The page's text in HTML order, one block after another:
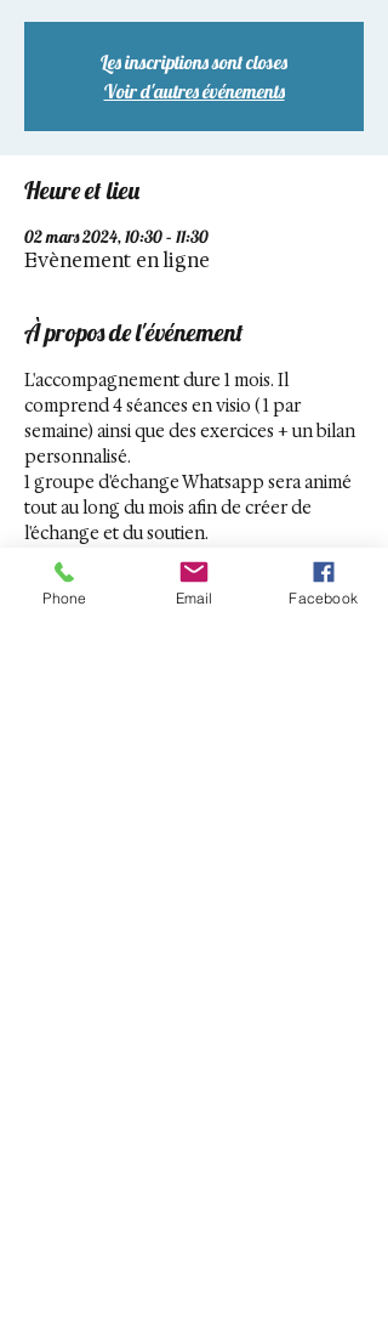
Les inscriptions sont closes
Voir d'autres événements
Heure et lieu
02 mars 2024, 10:30 – 11:30
Evènement en ligne
À propos de l'événement
L'accompagnement dure 1 mois. Il
comprend 4 séances en visio ( 1 par
semaine) ainsi que des exercices + un bilan
personnalisé.
1 groupe d'échange Whatsapp sera animé
tout au long du mois afin de créer de
l'échange et du soutien.
L'objectif est d'échanger sur les difficutés,
profiter de la dynamique de groupe, se
nourrir des uns, des autres, sortir de
Phone Email Facebook